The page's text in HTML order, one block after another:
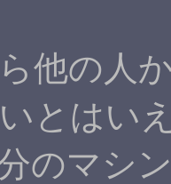
他の人
とはい
のマシ